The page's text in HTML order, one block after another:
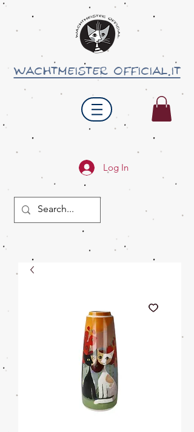
wachtmeister official.it
Log In